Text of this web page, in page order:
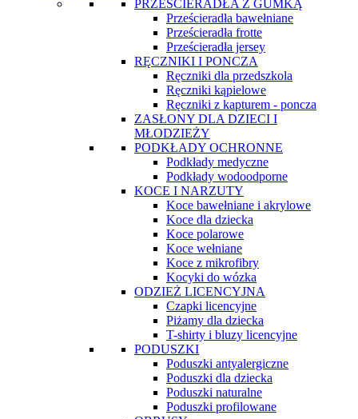
PRZEŚCIERADŁA Z GUMKĄ
Prześcieradła bawełniane
Prześcieradła frotte
Prześcieradła jersey
RĘCZNIKI I PONCZA
Ręczniki dla przedszkola
Ręczniki kąpielowe
Ręczniki z kapturem - poncza
ZASŁONY DLA DZIECI I
MŁODZIEŻY
PODKŁADY OCHRONNE
Podkłady medyczne
Podkłady wodoodporne
KOCE I NARZUTY
Koce bawełniane i akrylowe
Koce dla dziecka
Koce polarowe
Koce wełniane
Koce z mikrofibry
Kocyki do wózka
ODZIEŻ LICENCYJNA
Czapki licencyjne
Piżamy dla dziecka
T-shirty i bluzy licencyjne
PODUSZKI
Poduszki antyalergiczne
Poduszki dla dziecka
Poduszki naturalne
Poduszki profilowane